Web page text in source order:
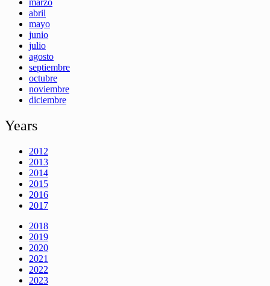
abril
mayo
junio
julio
agosto
septiembre
octubre
noviembre
diciembre
Years
2012
2013
2014
2015
2016
2017
2018
2019
2020
2021
2022
2023